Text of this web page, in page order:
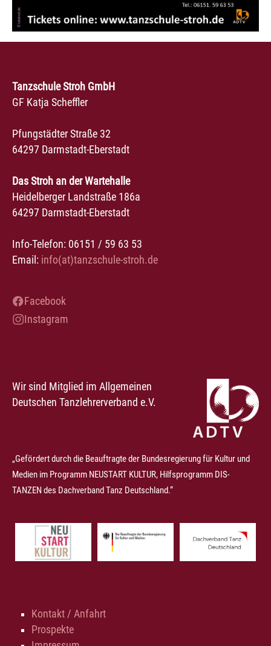
Tanzschule Stroh GmbH
GF Katja Scheffler
Pfungstädter Straße 32
64297 Darmstadt-Eberstadt
Das Stroh an der Wartehalle
Heidelberger Landstraße 186a
64297 Darmstadt-Eberstadt
Info-Telefon: 06151 / 59 63 53
Email: info(at)tanzschule-stroh.de
Facebook
Instagram
Wir sind Mitglied im Allgemeinen
Deutschen Tanzlehrerverband e.V.
„Gefördert durch die Beauftragte der Bundesregierung für Kultur und
Medien im Programm NEUSTART KULTUR, Hilfsprogramm DIS-
TANZEN des Dachverband Tanz Deutschland.“
Kontakt / Anfahrt
Prospekte